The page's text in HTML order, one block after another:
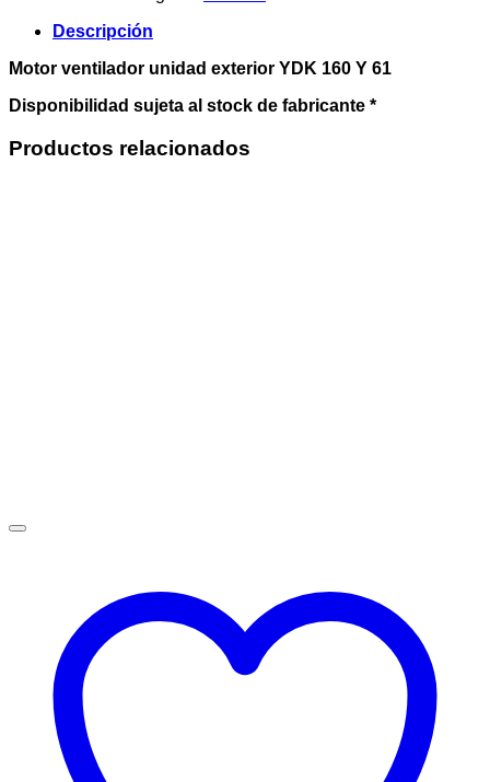
YDK
160
Y
cantidad
Descripción
Motor ventilador unidad exterior YDK 160 Y 61
Disponibilidad sujeta al stock de fabricante *
Productos relacionados